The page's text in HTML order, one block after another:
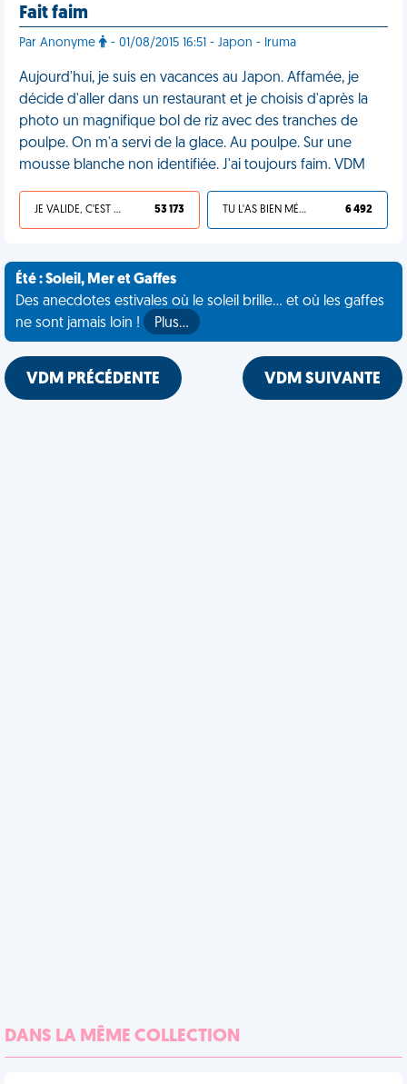
Fait faim
Par Anonyme - 01/08/2015 16:51 - Japon - Iruma
Aujourd'hui, je suis en vacances au Japon. Affamée, je
décide d'aller dans un restaurant et je choisis d'après la
photo un magnifique bol de riz avec des tranches de
poulpe. On m'a servi de la glace. Au poulpe. Sur une
mousse blanche non identifiée. J'ai toujours faim. VDM
JE VALIDE, C'EST UNE VDM 53 173 TU L'AS BIEN MÉRITÉ 6 492
Été : Soleil, Mer et Gaffes
Des anecdotes estivales où le soleil brille... et où les gaffes
ne sont jamais loin !
Plus…
VDM PRÉCÉDENTE VDM SUIVANTE
DANS LA MÊME COLLECTION